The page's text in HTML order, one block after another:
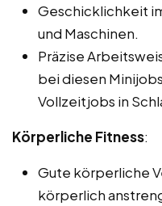
Geschicklichkeit
und Maschinen.
Präzise
bei diesen
Vollzeitjobs in
Körperliche Fitness:
Gute körperliche
körperlich